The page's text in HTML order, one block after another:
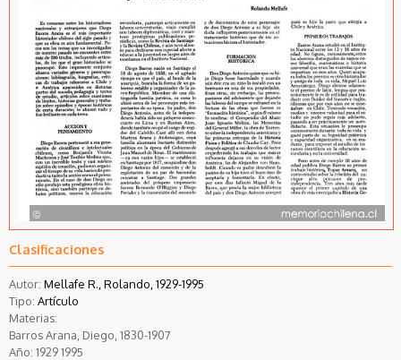
Clasificaciones
Autor: Mellafe R., Rolando, 1929-1995
Tipo: Artículo
Materias:
Barros Arana, Diego, 1830-1907
Año: 19291995